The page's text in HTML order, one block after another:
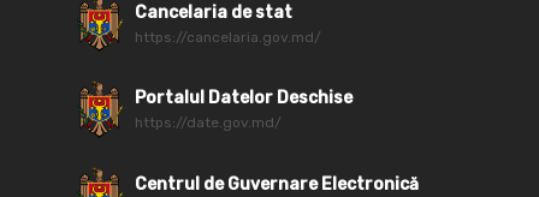
Cancelaria de stat
https://cancelaria.gov.md/
Portalul Datelor Deschise
https://date.gov.md/
Centrul de Guvernare Electronică